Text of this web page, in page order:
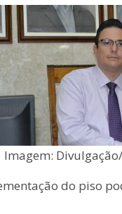
Imagem:
do piso